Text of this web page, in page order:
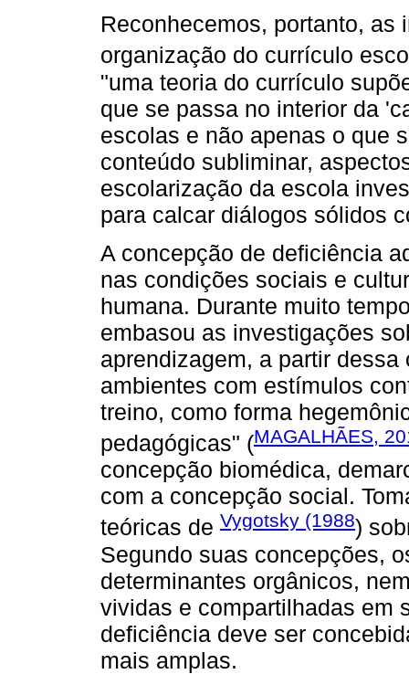
Reconhecemos, portanto,
organização do currículo
"uma teoria do currículo
que se passa no interior da
escolas e não apenas o que
conteúdo subliminar,
escolarização da escola
para calcar diálogos sólidos
A concepção de deficiência
nas condições sociais e
humana. Durante muito
embasou as investigações
aprendizagem, a partir
ambientes com estímulos
treino, como forma
pedagógicas" (MAGALHÃES,
concepção biomédica,
com a concepção social.
teóricas de Vygotsky (1988)
Segundo suas concepções,
determinantes orgânicos,
vividas e compartilhadas em
deficiência deve ser
mais amplas.